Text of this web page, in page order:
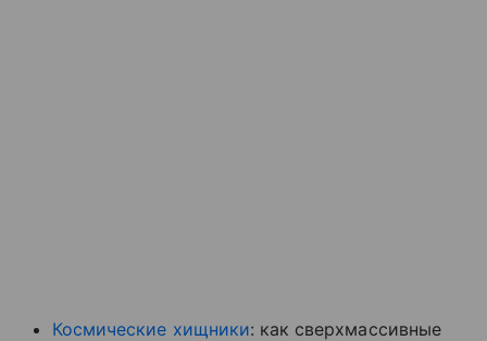
Космические хищники: как сверхмассивные